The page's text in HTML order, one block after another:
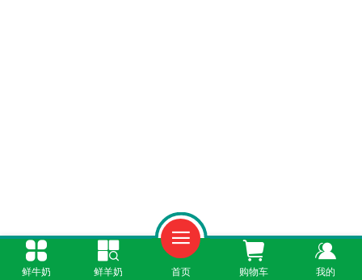
一、订购热线，一站式服务
鲜牛奶 鲜羊奶 首页 购物车 我的